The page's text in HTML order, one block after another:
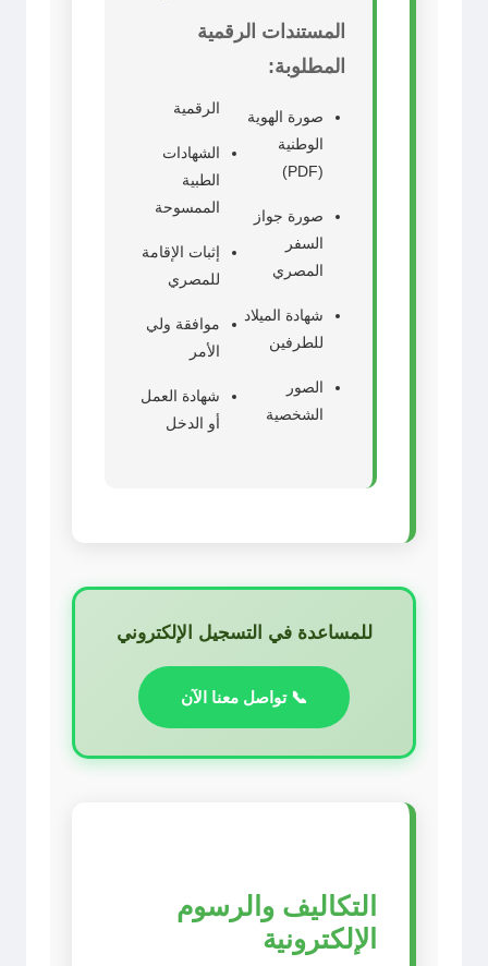
المستندات الرقمية
المطلوبة:
صورة الهوية
الوطنية
(PDF)
صورة جواز
السفر
المصري
شهادة الميلاد
للطرفين
الصور
الشخصية
الرقمية
الشهادات
الطبية
الممسوحة
إثبات الإقامة
للمصري
موافقة ولي
الأمر
شهادة العمل
أو الدخل
للمساعدة في التسجيل الإلكتروني
📞 تواصل معنا الآن
التكاليف والرسوم
الإلكترونية